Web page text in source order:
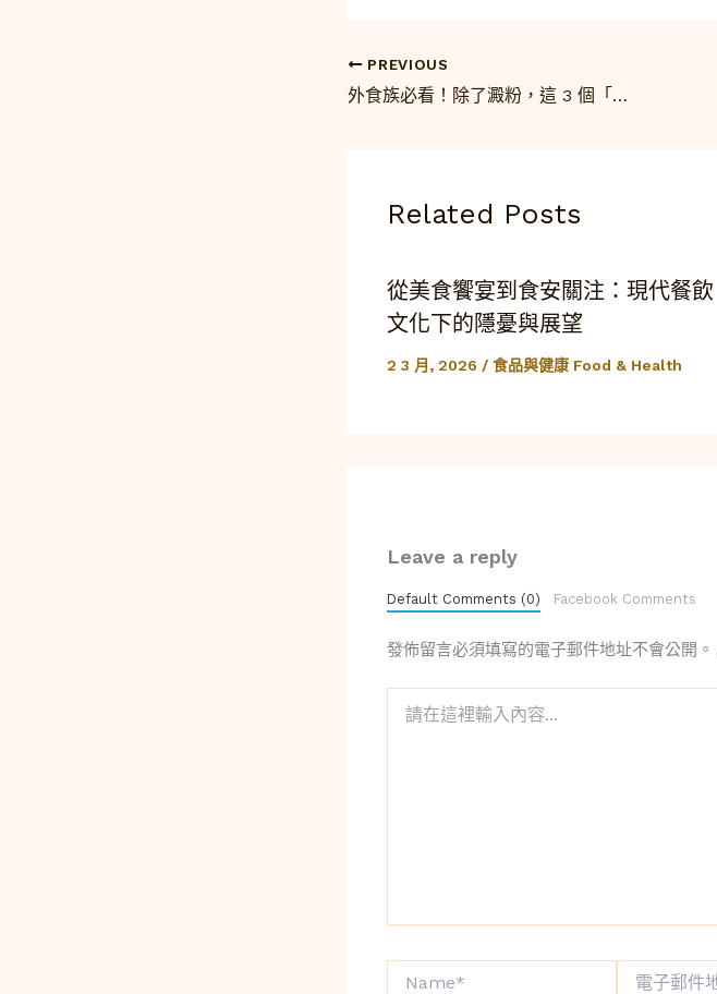
PREVIOUS
外食族必看！除了澱粉，這 3 個「飲食陷阱」正在破壞你的代謝力
Related Posts
從美食饗宴到食安關注：現代餐飲
文化下的隱憂與展望
2 3 月, 2026 / 食品與健康 Food & Health
Leave a reply
Default Comments (0) Facebook Comments
發佈留言必須填寫的電子郵件地址不會公開。